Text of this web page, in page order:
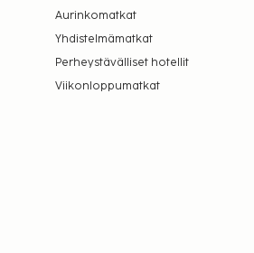
Aurinkomatkat
Yhdistelmämatkat
Perheystävälliset hotellit
Viikonloppumatkat